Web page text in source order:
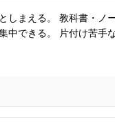
まえる。 教科書・ノ
できる。 片付け苦